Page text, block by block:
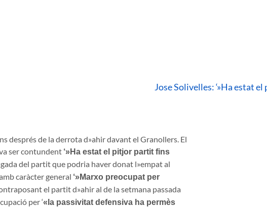
Jose Solivelles: ‘»Ha estat
després de la derrota d»ahir davant el Granollers. El
ser contundent ‘»Ha estat el pitjor partit fins
del partit que podria haver donat l»empat al
caràcter general ‘»Marxo preocupat per
el partit d»ahir al de la setmana passada
per ‘«la passivitat defensiva ha permès